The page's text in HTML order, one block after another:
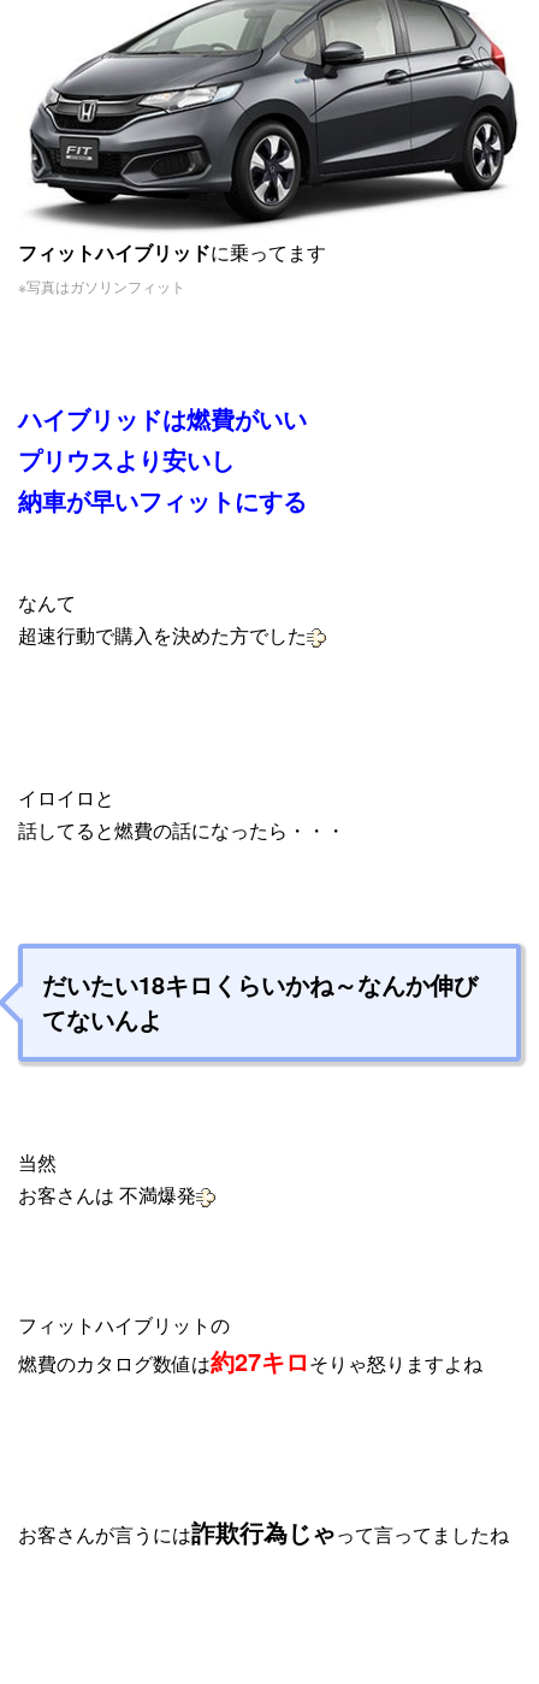
フィットハイブリッドに乗ってます
※写真はガソリンフィット
ハイブリッドは燃費がいい
プリウスより安いし
納車が早いフィットにする
なんて
超速行動で購入を決めた方でした
イロイロと
話してると燃費の話になったら・・・
だいたい18キロくらいかね～なんか伸び
てないんよ
当然
お客さんは 不満爆発
フィットハイブリットの
燃費のカタログ数値は約27キロそりゃ怒りますよね
お客さんが言うには詐欺行為じゃって言ってましたね